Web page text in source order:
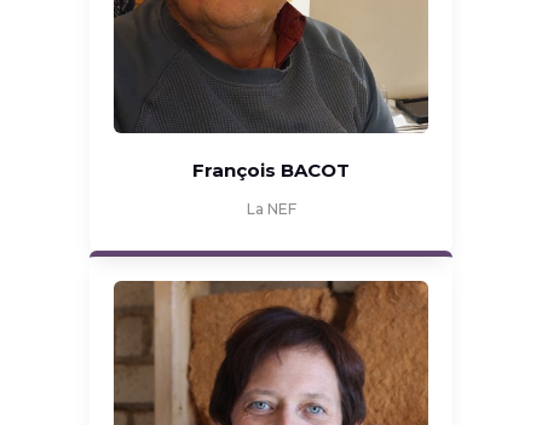
François BACOT
La NEF